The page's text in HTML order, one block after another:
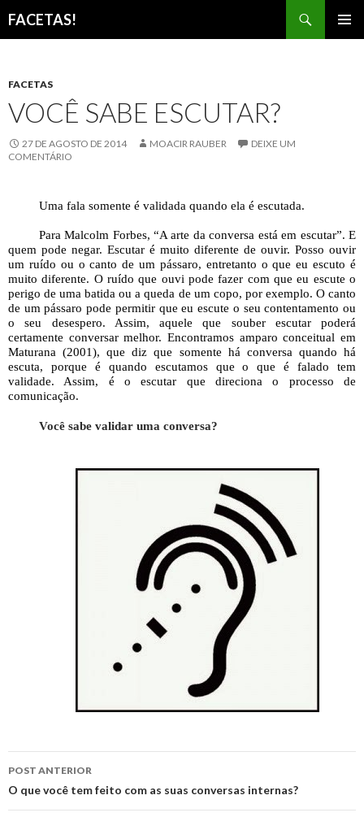
FACETAS!
CONTEÚDO
FACETAS
VOCÊ SABE ESCUTAR?
27 DE AGOSTO DE 2014 MOACIR RAUBER
DEIXE UM
COMENTÁRIO
Uma fala somente é validada quando ela é escutada.
Para Malcolm Forbes, “A arte da conversa está em escutar”. E
quem pode negar. Escutar é muito diferente de ouvir. Posso ouvir
um ruído ou o canto de um pássaro, entretanto o que eu escuto é
muito diferente. O ruído que ouvi pode fazer com que eu escute o
perigo de uma batida ou a queda de um copo, por exemplo. O canto
de um pássaro pode permitir que eu escute o seu contentamento ou
o seu desespero. Assim, aquele que souber escutar poderá
certamente conversar melhor. Encontramos amparo conceitual em
Maturana (2001), que diz que somente há conversa quando há
escuta, porque é quando escutamos que o que é falado tem
validade. Assim, é o escutar que direciona o processo de
comunicação.
Você sabe validar uma conversa?
Navegação
de
POST ANTERIOR
O que você tem feito com as suas conversas internas?